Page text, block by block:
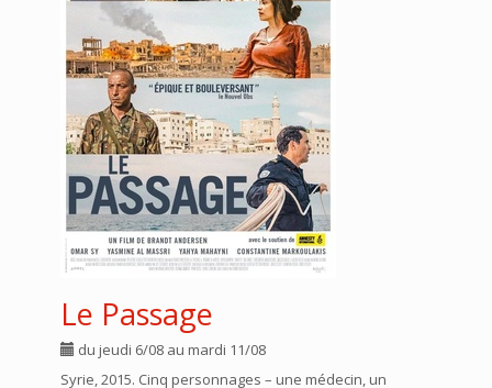
Le Passage
du jeudi 6/08 au mardi 11/08
Syrie, 2015. Cinq personnages – une médecin, un